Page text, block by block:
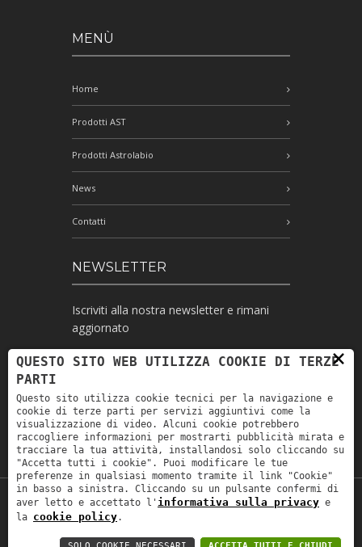
MENÙ
Home
Prodotti AST
Prodotti Astrolabio
News
Contatti
NEWSLETTER
Iscriviti alla nostra newsletter e rimani
aggiornato
Ho letto l'informativa e autorizzo il
trattamento dei miei dati personali per le
finalità ivi indicate *
Copyright © 2019Astrolabio. P.IVA:
×
QUESTO SITO WEB UTILIZZA COOKIE DI TERZE
PARTI
Questo sito utilizza cookie tecnici per la navigazione e
cookie di terze parti per servizi aggiuntivi come la
visualizzazione di video. Alcuni cookie potrebbero
raccogliere informazioni per mostrarti pubblicità mirata e
tracciare la tua attività, installandosi solo cliccando su
"Accetta tutti i cookie". Puoi modificare le tue
preferenze in qualsiasi momento tramite il link "Cookie"
in basso a sinistra. Cliccando su un pulsante confermi di
aver letto e accettato l' informativa sulla privacy e
la cookie policy.